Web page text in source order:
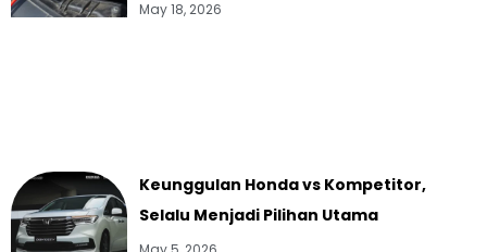
May 18, 2026
Keunggulan Honda vs Kompetitor,
Selalu Menjadi Pilihan Utama